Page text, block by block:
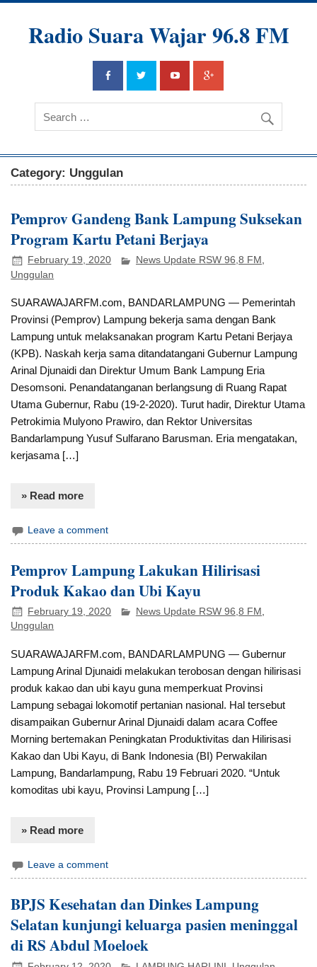
Radio Suara Wajar 96.8 FM
Category: Unggulan
Pemprov Gandeng Bank Lampung Suksekan
Program Kartu Petani Berjaya
February 19, 2020 News Update RSW 96,8 FM ,
Unggulan
SUARAWAJARFM.com, BANDARLAMPUNG — Pemerintah
Provinsi (Pemprov) Lampung bekerja sama dengan Bank
Lampung untuk melaksanakan program Kartu Petani Berjaya
(KPB). Naskah kerja sama ditandatangani Gubernur Lampung
Arinal Djunaidi dan Direktur Umum Bank Lampung Eria
Desomsoni. Penandatanganan berlangsung di Ruang Rapat
Utama Gubernur, Rabu (19-2-2020). Turut hadir, Direktur Utama
Petrokimia Mulyono Prawiro, dan Rektor Universitas
Bandarlampung Yusuf Sulfarano Barusman. Eria mengatakan,
kerjasama […]
» Read more
Leave a comment
Pemprov Lampung Lakukan Hilirisasi
Produk Kakao dan Ubi Kayu
February 19, 2020 News Update RSW 96,8 FM ,
Unggulan
SUARAWAJARFM.com, BANDARLAMPUNG — Gubernur
Lampung Arinal Djunaidi melakukan terobosan dengan hilirisasi
produk kakao dan ubi kayu guna memperkuat Provinsi
Lampung sebagai lokomotif pertanian nasional. Hal tersebut
disampaikan Gubernur Arinal Djunaidi dalam acara Coffee
Morning bertemakan Peningkatan Produktivitas dan Hilirisasi
Kakao dan Ubi Kayu, di Bank Indonesia (BI) Perwakilan
Lampung, Bandarlampung, Rabu 19 Februari 2020. “Untuk
komoditas ubi kayu, Provinsi Lampung […]
» Read more
Leave a comment
BPJS Kesehatan dan Dinkes Lampung
Selatan kunjungi keluarga pasien meninggal
di RS Abdul Moeloek